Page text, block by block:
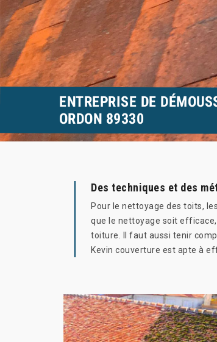
ENTREPRISE DE
ORDON 89330
Des techniques et des
Pour le nettoyage des toits,
que le nettoyage soit
toiture. Il faut aussi tenir
Kevin couverture est apte à